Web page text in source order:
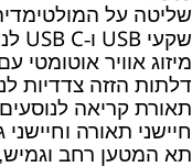
שליטה על
שקעי USB ו‑
USB C
מיזוג אוויר אוטומטי
דלתות הזזה צדדיות
תאורת קריאה
חיישני תאורה
תא המטען רחב